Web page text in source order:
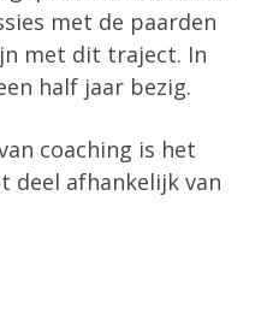
met de paarden
met dit traject. In
half jaar bezig.
coaching is het
deel afhankelijk van